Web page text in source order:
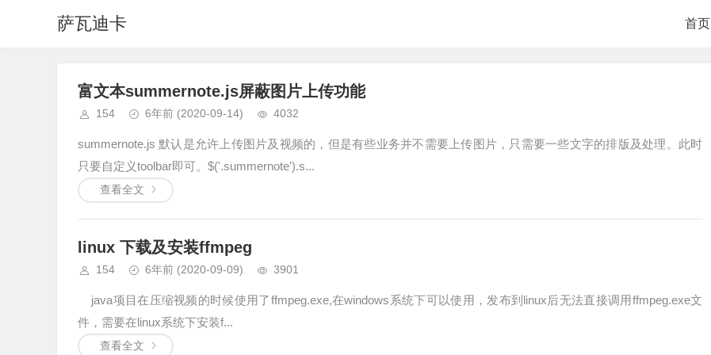
萨瓦迪卡 首页
富文本summernote.js屏蔽图片上传功能
154 6年前 (2020-09-14) 4032
summernote.js 默认是允许上传图片及视频的，但是有些业务并不需要上传图片，只需要一些文字的排版及处理。此时
只要自定义toolbar即可。$('.summernote').s...
查看全文
linux 下载及安装ffmpeg
154 6年前 (2020-09-09) 3901
java项目在压缩视频的时候使用了ffmpeg.exe,在windows系统下可以使用，发布到linux后无法直接调用ffmpeg.exe文
件，需要在linux系统下安装f...
查看全文